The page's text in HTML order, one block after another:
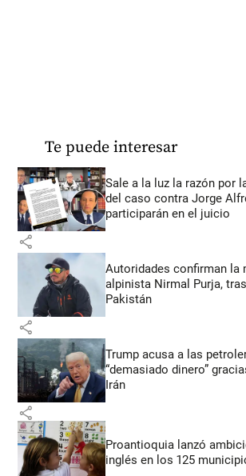
Te puede interesar
Sale a la luz la razón por
del caso contra Jorge
participarán en el juicio
share
Autoridades confirman la muerte del famoso
alpinista Nirmal Purja,
Pakistán
share
Trump acusa a las
“demasiado dinero”
Irán
share
Proantioquia lanzó
inglés en los 125